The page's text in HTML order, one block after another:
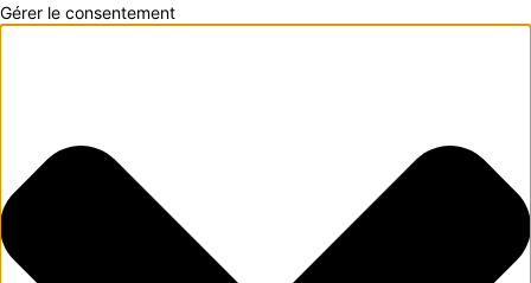
Gérer le consentement